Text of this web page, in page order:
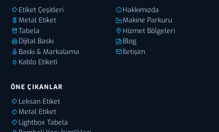
Etiket Çeşitleri
Metal Etiket
Tabela
Dijital Baskı
Baskı & Markalama
Kablo Etiketi
Hakkımızda
Makine Parkuru
Hizmet Bölgeleri
Blog
İletişim
ÖNE ÇIKANLAR
Leksan Etiket
Metal Etiket
Lightbox Tabela